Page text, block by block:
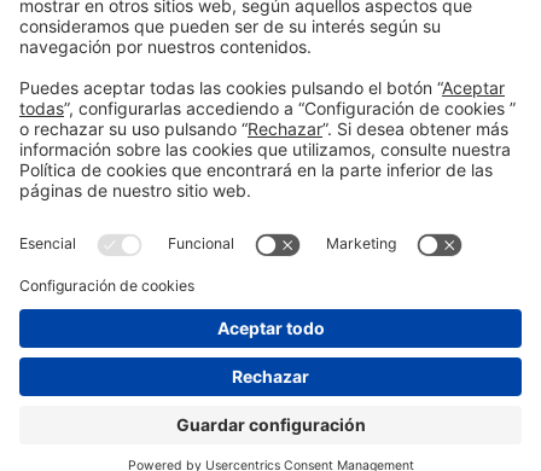
Política de privacidad
Política de cookies
#construmat
© 2026 Fira de Barcelona